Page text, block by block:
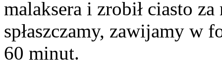
malaksera i zrobił ciasto
spłaszczamy, zawijamy w
60 minut.